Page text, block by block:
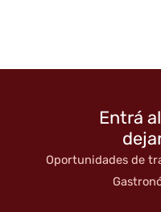
Entrá
Oportunidades de